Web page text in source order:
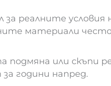
за реалните
материали често
подмяна или скъпи
години напред.